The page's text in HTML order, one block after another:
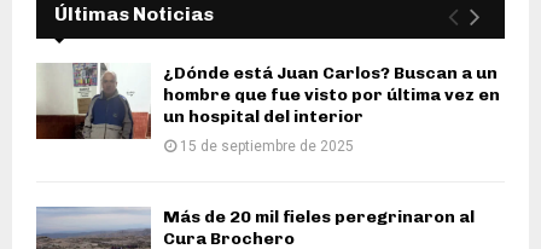
Últimas Noticias
¿Dónde está Juan Carlos? Buscan a un
hombre que fue visto por última vez en
un hospital del interior
15 de septiembre de 2025
Más de 20 mil fieles peregrinaron al
Cura Brochero